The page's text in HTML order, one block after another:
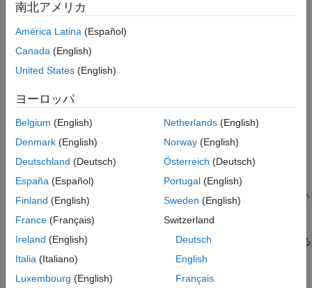
説明
入力引数
出力引数
バージョン履歴
が必要です。
Simulink 3D Animation Interface for Unreal Engine Projects
Vehicle Dynamics Blockset Interface for Unreal Engine
Projects
Projects
メモ
open には、Simulink 3D Animation™が必要です。
[status,result sim3dEditorObj)は、Unreal
Editor で
Unreal Editor でシーンを開発し、Simulink でコシミュレートする
には、UAV Toolbox Interface for Unreal Engine
Toolboxシーンをカスタマイズできるようにする Unreal Engine
南北アメリカ
América Latina (Español)
Canada (English)
United States (English)
ヨーロッパ
Belgium (English)
Denmark (English)
Deutschland (Deutsch)
España (Español)
Finland (English)
France (Français)
Ireland (English)
Italia (Italiano)
Luxembourg (English)
Netherlands(English)
Norway(English)
Österreich (Deutsch)
Portugal(English)
Sweden (English)
Switzerland
Deutsch
English
Français